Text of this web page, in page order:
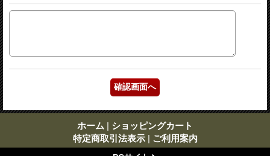
ホーム | ショッピングカート
特定商取引法表示 | ご利用案内